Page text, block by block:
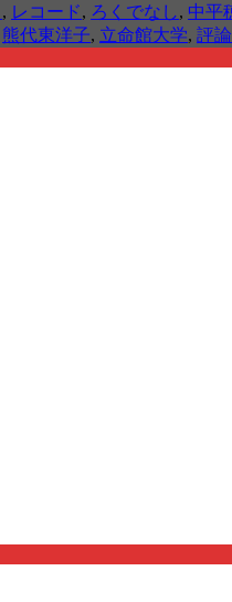
, レコード, ろくでなし, 中平
熊代東洋子, 立命館大学, 評